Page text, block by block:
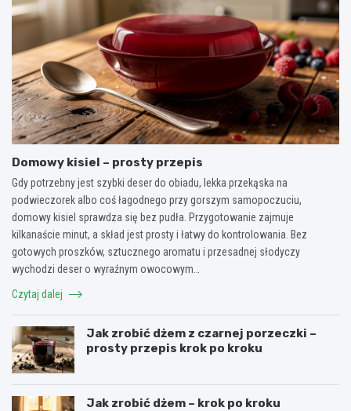
Domowy kisiel – prosty przepis
Gdy potrzebny jest szybki deser do obiadu, lekka przekąska na
podwieczorek albo coś łagodnego przy gorszym samopoczuciu,
domowy kisiel sprawdza się bez pudła. Przygotowanie zajmuje
kilkanaście minut, a skład jest prosty i łatwy do kontrolowania. Bez
gotowych proszków, sztucznego aromatu i przesadnej słodyczy
wychodzi deser o wyraźnym owocowym…
Czytaj dalej
Jak zrobić dżem z czarnej porzeczki –
prosty przepis krok po kroku
Jak zrobić dżem – krok po kroku